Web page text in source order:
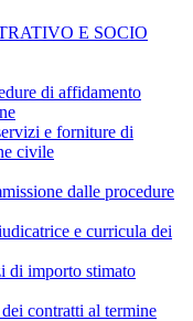
E SOCIO
di affidamento
e forniture di
civile
dalle procedure
e curricula dei
di importo stimato
contratti al termine